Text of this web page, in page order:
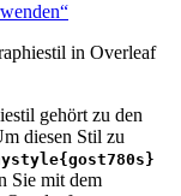
in Overleaf
gehört zu den
diesen Stil zu
Sie mit dem